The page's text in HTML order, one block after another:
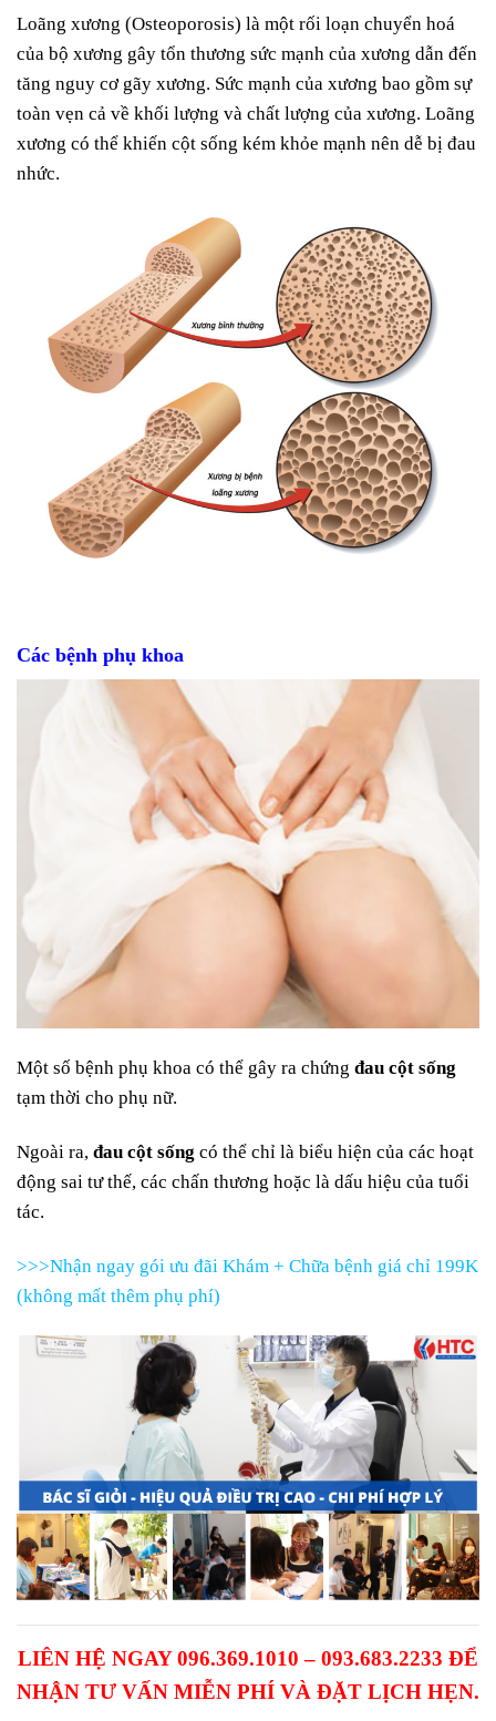
Loãng xương (Osteoporosis) là một rối loạn chuyển hoá
của bộ xương gây tổn thương sức mạnh của xương dẫn đến
tăng nguy cơ gãy xương. Sức mạnh của xương bao gồm sự
toàn vẹn cả về khối lượng và chất lượng của xương. Loãng
xương có thể khiến cột sống kém khỏe mạnh nên dễ bị đau
nhức.
Các bệnh phụ khoa
Một số bệnh phụ khoa có thể gây ra chứng đau cột sống
tạm thời cho phụ nữ.
Ngoài ra, đau cột sống có thể chỉ là biểu hiện của các hoạt
động sai tư thế, các chấn thương hoặc là dấu hiệu của tuổi
tác.
>>>Nhận ngay gói ưu đãi Khám + Chữa bệnh giá chỉ 199K
(không mất thêm phụ phí)
LIÊN HỆ NGAY 096.369.1010 – 093.683.2233 ĐỂ
NHẬN TƯ VẤN MIỄN PHÍ VÀ ĐẶT LỊCH HẸN.